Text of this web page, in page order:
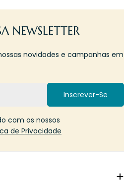
NEWSLETTER
novidades e campanhas em
Inscrever-Se
com os nossos
de Privacidade